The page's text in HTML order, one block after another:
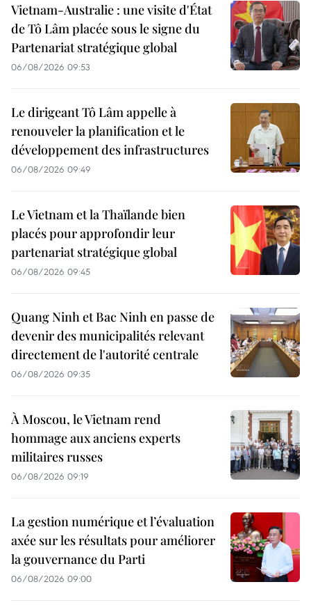
Vietnam-Australie : une visite d'État
de Tô Lâm placée sous le signe du
Partenariat stratégique global
06/08/2026 09:53
Le dirigeant Tô Lâm appelle à
renouveler la planification et le
développement des infrastructures
06/08/2026 09:49
Le Vietnam et la Thaïlande bien
placés pour approfondir leur
partenariat stratégique global
06/08/2026 09:45
Quang Ninh et Bac Ninh en passe de
devenir des municipalités relevant
directement de l'autorité centrale
06/08/2026 09:35
À Moscou, le Vietnam rend
hommage aux anciens experts
militaires russes
06/08/2026 09:19
La gestion numérique et l’évaluation
axée sur les résultats pour améliorer
la gouvernance du Parti
06/08/2026 09:00